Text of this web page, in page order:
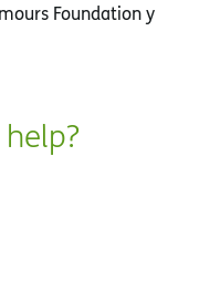
Foundation y